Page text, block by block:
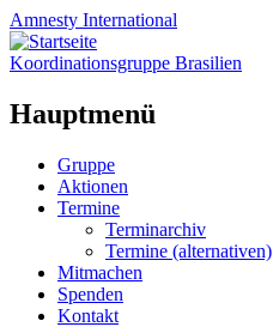
Amnesty International
Koordinationsgruppe Brasilien
Hauptmenü
Zum
Inhalt
springen
Gruppe
Aktionen
Termine
Terminarchiv
Termine (alternativen)
Mitmachen
Spenden
Kontakt